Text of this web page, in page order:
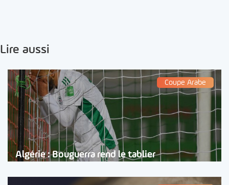
Lire aussi
Coupe Arabe
Algérie : Bouguerra rend le tablier